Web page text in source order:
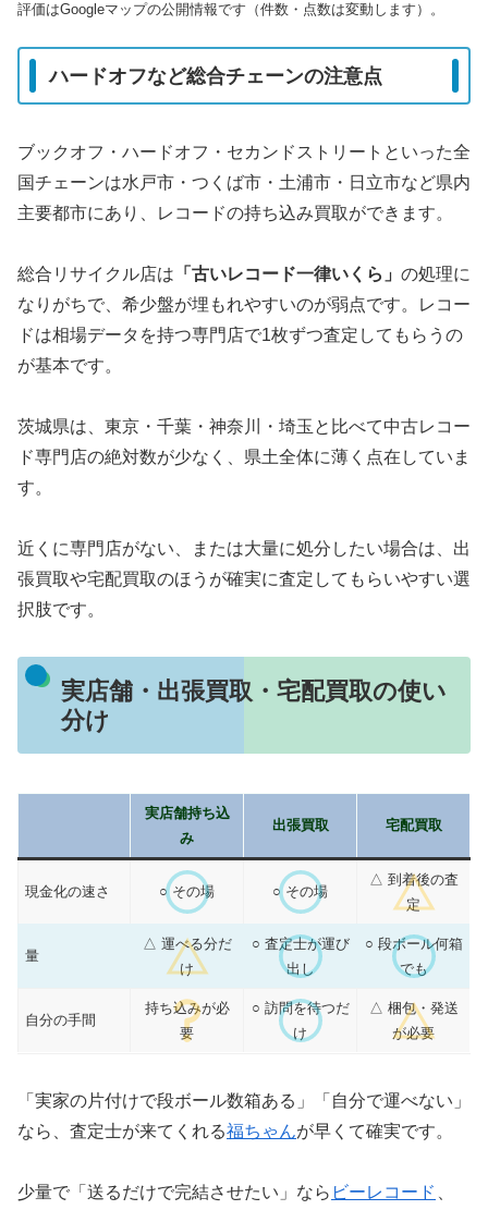
評価はGoogleマップの公開情報です（件数・点数は変動します）。
ハードオフなど総合チェーンの注意点
ブックオフ・ハードオフ・セカンドストリートといった全
国チェーンは水戸市・つくば市・土浦市・日立市など県内
主要都市にあり、レコードの持ち込み買取ができます。
総合リサイクル店は 「古いレコード一律いくら」 の処理に
なりがちで、希少盤が埋もれやすいのが弱点です。レコー
ドは相場データを持つ専門店で1枚ずつ査定してもらうの
が基本です。
茨城県は、東京・千葉・神奈川・埼玉と比べて中古レコー
ド専門店の絶対数が少なく、県土全体に薄く点在していま
す。
近くに専門店がない、または大量に処分したい場合は、出
張買取や宅配買取のほうが確実に査定してもらいやすい選
択肢です。
実店舗・出張買取・宅配買取の使い
分け
実店舗持ち込
み
出張買取 宅配買取
現金化の速さ ○ その場 ○ その場
△ 到着後の査
定
量
△ 運べる分だ
け
○ 査定士が運び
出し
○ 段ボール何箱
でも
自分の手間
持ち込みが必
要
○ 訪問を待つだ
け
△ 梱包・発送
が必要
「実家の片付けで段ボール数箱ある」「自分で運べない」
なら、査定士が来てくれる福ちゃんが早くて確実です。
少量で「送るだけで完結させたい」なら ビーレコード